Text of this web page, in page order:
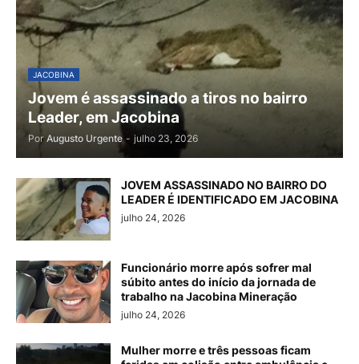
JACOBINA
Jovem é assassinado a tiros no bairro
Leader, em Jacobina
Por Augusto Urgente - julho 23, 2026
JOVEM ASSASSINADO NO BAIRRO DO
LEADER É IDENTIFICADO EM JACOBINA
julho 24, 2026
Funcionário morre após sofrer mal
súbito antes do início da jornada de
trabalho na Jacobina Mineração
julho 24, 2026
Mulher morre e três pessoas ficam